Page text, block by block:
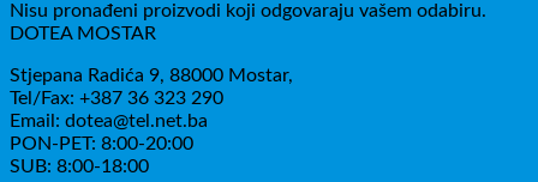
Nisu pronađeni proizvodi koji odgovaraju vašem odabiru.
DOTEA MOSTAR
Stjepana Radića 9, 88000 Mostar,
Tel/Fax: +387 36 323 290
Email: dotea@tel.net.ba
PON-PET: 8:00-20:00
SUB: 8:00-18:00